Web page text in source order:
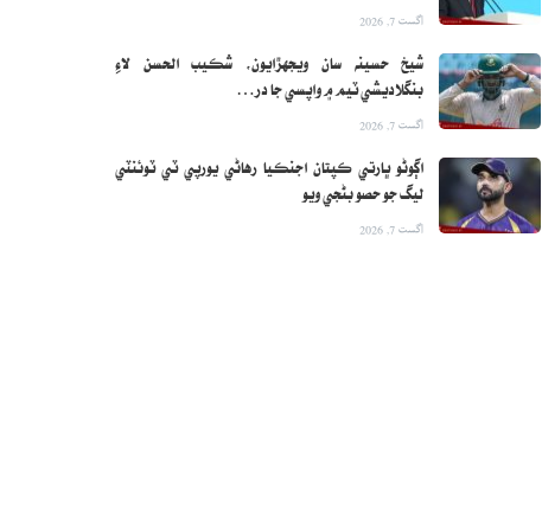
اگست 7, 2026
شيخ حسينه سان ويجهڙايون، شڪيب الحسن لاءِ
بنگلاديشي ٽيم ۾ واپسي جا در…
اگست 7, 2026
اڳوڻو ڀارتي ڪپتان اجنڪيا رهاڻي يورپي ٽي ٽوئنٽي
ليگ جو حصو بڻجي ويو
اگست 7, 2026